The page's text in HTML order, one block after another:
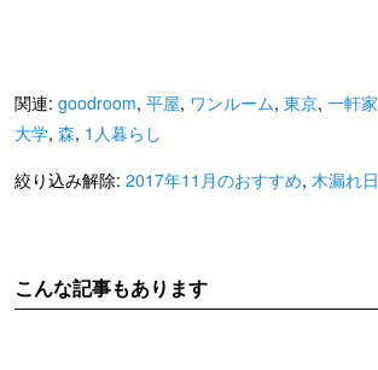
関連: goodroom, 平屋, ワンルーム, 東京, 一軒家
大学, 森, 1人暮らし
絞り込み解除: 2017年11月のおすすめ, 木漏れ日
こんな記事もあります